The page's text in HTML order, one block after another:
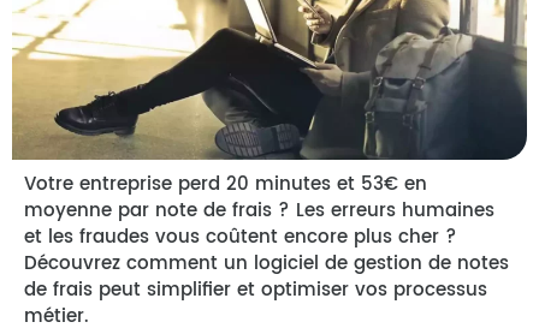
Votre entreprise perd 20 minutes et 53€ en
moyenne par note de frais ? Les erreurs humaines
et les fraudes vous coûtent encore plus cher ?
Découvrez comment un logiciel de gestion de notes
de frais peut simplifier et optimiser vos processus
métier.